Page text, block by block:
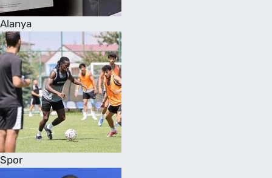
Alanya
Spor